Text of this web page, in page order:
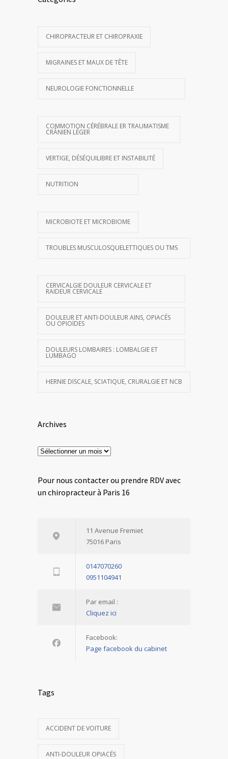
CHIROPRACTEUR ET CHIROPRAXIE
MIGRAINES ET MAUX DE TÊTE
NEUROLOGIE FONCTIONNELLE
COMMOTION CÉRÉBRALE ER TRAUMATISME
CRÂNIEN LÉGER
VERTIGE, DÉSÉQUILIBRE ET INSTABILITÉ
NUTRITION
MICROBIOTE ET MICROBIOME
TROUBLES MUSCULOSQUELETTIQUES OU TMS
CERVICALGIE DOULEUR CERVICALE ET
RAIDEUR CERVICALE
DOULEUR ET ANTI-DOULEUR AINS, OPIACÉS
OU OPIOÏDES
DOULEURS LOMBAIRES : LOMBALGIE ET
LUMBAGO
HERNIE DISCALE, SCIATIQUE, CRURALGIE ET NCB
Archives
Pour nous contacter ou prendre RDV avec
un chiropracteur à Paris 16
11 Avenue Fremiet
75016 Paris
0147070260
0951104941
Par email :
Cliquez ici
Facebook:
Page facebook du cabinet
Tags
ACCIDENT DE VOITURE
ANTI-DOULEUR OPIACÉS